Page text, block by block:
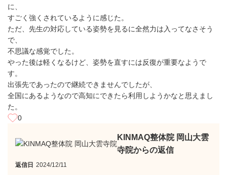
に、
すごく強くされているように感じた。
ただ、先生の対応している姿勢を見るに全然力は入ってなさそう
で、
不思議な感覚でした。
やった後は軽くなるけど、姿勢を直すには反復が重要なようで
す。
出張先であったので継続できませんでしたが、
全国にあるようなので高知にできたら利用しようかなと思えまし
た。
0
KINMAQ整体院 岡山大雲
寺院からの返信
返信日 2024/12/11